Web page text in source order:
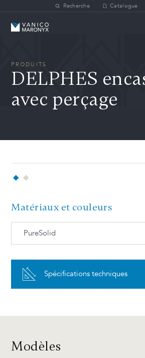
Skip to main contentRecherche Catalogue
Vanico-Maronyx
PRODUITS
DELPHES
avec perçage
Matériaux et couleurs
PureSolid
Spécifications techniques
Modèles